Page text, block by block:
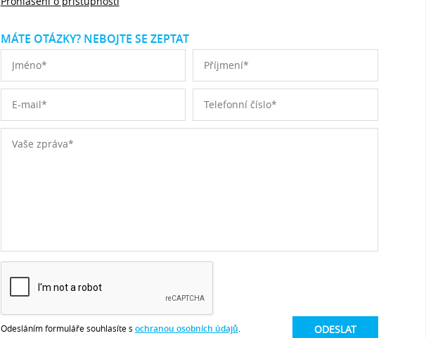
MÁTE OTÁZKY? NEBOJTE SE ZEPTAT
Odesláním formuláře souhlasíte s ochranou osobních údajů